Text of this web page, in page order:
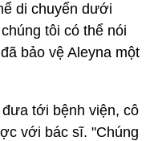
di chuyển dưới
tôi có thể nói
bảo vệ Aleyna một
tới bệnh viện, cô
với bác sĩ. "Chúng